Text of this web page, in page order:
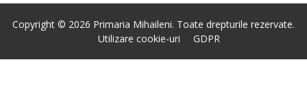
Copyright © 2026 Primaria Mihaileni. Toate drepturile rezervate.
Utilizare cookie-uri
GDPR